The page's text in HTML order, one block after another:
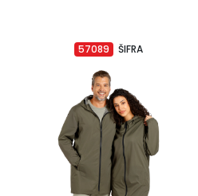
ŠIFRA
57089